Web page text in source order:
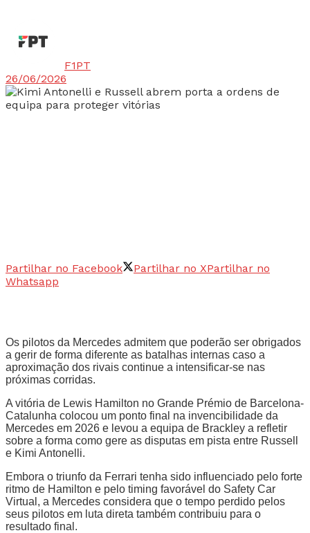
F1PT
26/06/2026
Partilhar no Facebook Partilhar no XPartilhar no
Whatsapp
Os pilotos da Mercedes admitem que poderão ser obrigados
a gerir de forma diferente as batalhas internas caso a
aproximação dos rivais continue a intensificar-se nas
próximas corridas.
A vitória de Lewis Hamilton no Grande Prémio de Barcelona-
Catalunha colocou um ponto final na invencibilidade da
Mercedes em 2026 e levou a equipa de Brackley a refletir
sobre a forma como gere as disputas em pista entre Russell
e Kimi Antonelli.
Embora o triunfo da Ferrari tenha sido influenciado pelo forte
ritmo de Hamilton e pelo timing favorável do Safety Car
Virtual, a Mercedes considera que o tempo perdido pelos
seus pilotos em luta direta também contribuiu para o
resultado final.